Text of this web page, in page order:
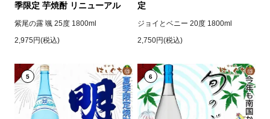
季限定 芋焼酎 リニューアル
紫尾の露 颯 25度 1800ml
2,975円(税込)
定
ジョイとベニー 20度 1800ml
2,750円(税込)
5 6